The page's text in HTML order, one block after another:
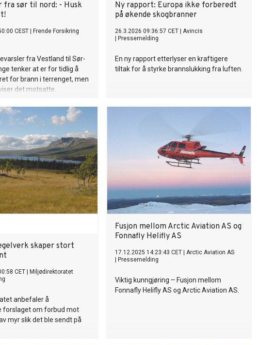
fra sør til nord: - Husk
CEST
Frende Forsikring
fra Vestland til Sør-
tenker at er for tidlig å
for brann i terrenget, men
det motsatte.
Ny rapport: Europa ikke forberedt
på økende skogbranner
26.3.2026 09:36:57 CET
Avincis
Pressemelding
En ny rapport etterlyser en kraftigere
tiltak for å styrke brannslukking fra luften.
skaper stort
CET
Miljødirektoratet
anbefaler å
forslaget om forbud mot
myr slik det ble sendt på
Fusjon mellom Arctic Aviation AS og
Fonnafly Helifly AS
17.12.2025 14:23:43 CET
Arctic Aviation AS
Pressemelding
Viktig kunngjøring – Fusjon mellom
Fonnafly Helifly AS og Arctic Aviation AS.